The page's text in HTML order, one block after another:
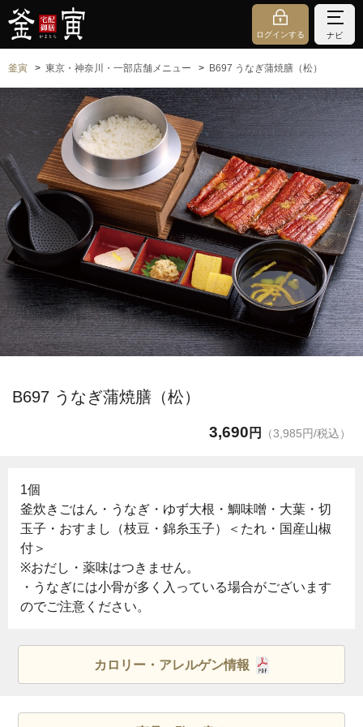
ログインする ナビ
釜寅 東京・神奈川・一部店舗メニュー B697 うなぎ蒲焼膳（松）
B697 うなぎ蒲焼膳（松）
3,690 円 （3,985円/税込）
1個
釜炊きごはん・うなぎ・ゆず大根・鯛味噌・大葉・切
玉子・おすまし（枝豆・錦糸玉子）＜たれ・国産山椒
付＞
※おだし・薬味はつきません。
・うなぎには小骨が多く入っている場合がございます
のでご注意ください。
カロリー・アレルゲン情報